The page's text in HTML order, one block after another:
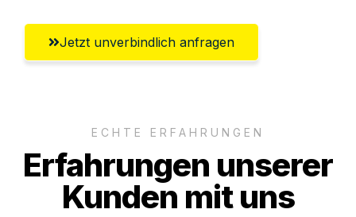
Jetzt unverbindlich anfragen
ECHTE ERFAHRUNGEN
Erfahrungen unserer
Kunden mit uns